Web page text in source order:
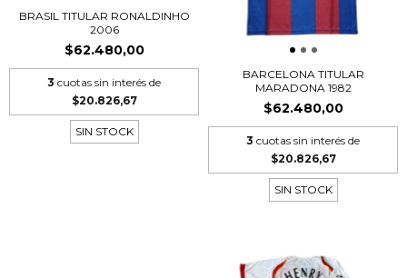
BRASIL TITULAR RONALDINHO
2006
$62.480,00
3 cuotas sin interés de
$20.826,67
SIN STOCK
BARCELONA TITULAR
MARADONA 1982
$62.480,00
3 cuotas sin interés de
$20.826,67
SIN STOCK